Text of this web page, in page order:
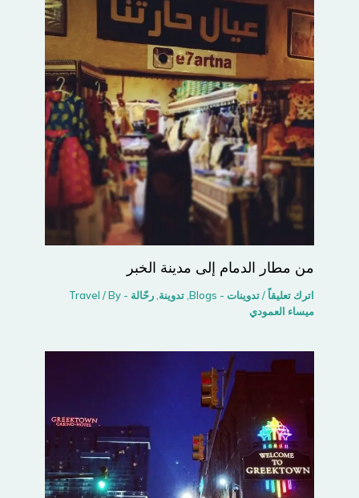
من مطار الدمام إلى مدينة الخبر
اترك تعليقاً /تدوينات - Blogs ,تدوينة,رحّالة - Travel/ By
ميساء العمودي